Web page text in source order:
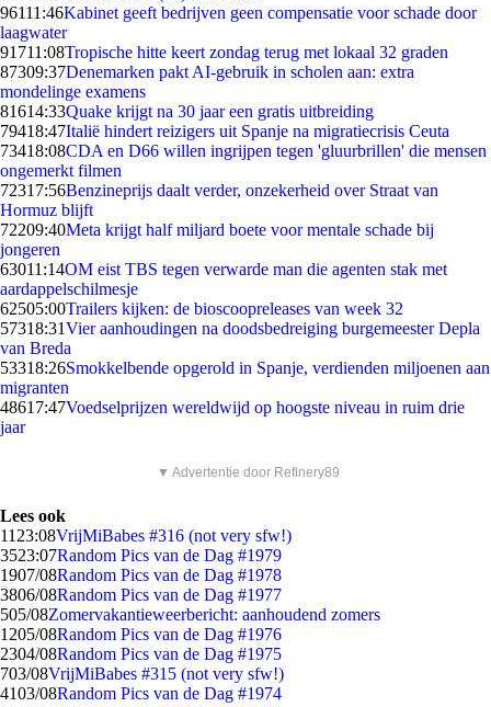
96111:46Kabinet geeft bedrijven geen compensatie voor schade door
laagwater
91711:08Tropische hitte keert zondag terug met lokaal 32 graden
87309:37Denemarken pakt AI-gebruik in scholen aan: extra
mondelinge examens
81614:33Quake krijgt na 30 jaar een gratis uitbreiding
79418:47Italië hindert reizigers uit Spanje na migratiecrisis Ceuta
73418:08CDA en D66 willen ingrijpen tegen 'gluurbrillen' die mensen
ongemerkt filmen
72317:56Benzineprijs daalt verder, onzekerheid over Straat van
Hormuz blijft
72209:40Meta krijgt half miljard boete voor mentale schade bij
jongeren
63011:14OM eist TBS tegen verwarde man die agenten stak met
aardappelschilmesje
62505:00Trailers kijken: de bioscoopreleases van week 32
57318:31Vier aanhoudingen na doodsbedreiging burgemeester Depla
van Breda
53318:26Smokkelbende opgerold in Spanje, verdienden miljoenen aan
migranten
48617:47Voedselprijzen wereldwijd op hoogste niveau in ruim drie
jaar
▼ Advertentie door Refinery89
Lees ook
11 23:08VrijMiBabes #316 (not very sfw!)
3523:07Random Pics van de Dag #1979
1907/08Random Pics van de Dag #1978
3806/08Random Pics van de Dag #1977
505/08Zomervakantieweerbericht: aanhoudend zomers
1205/08Random Pics van de Dag #1976
2304/08Random Pics van de Dag #1975
703/08VrijMiBabes #315 (not very sfw!)
4103/08Random Pics van de Dag #1974